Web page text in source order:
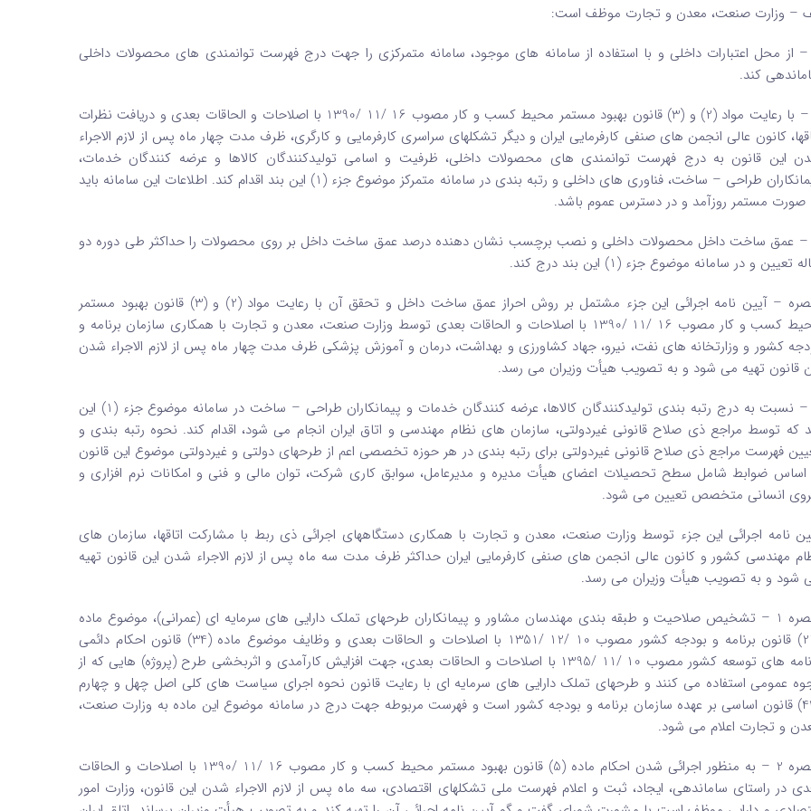
– وزارت صنعت، معدن و تجارت موظف است:
1 – از محل اعتبارات داخلی و با استفاده از سامانه ‌های موجود، سامانه متمرکزی را جهت درج فهرست توانمندی ‌های محصولات داخلی
کند.
2 – با رعایت مواد (2) و (3) قانون بهبود مستمر محیط کسب و کار مصوب 16 /11 /1390 با اصلاحات و الحاقات بعدی و دریافت نظرات
کانون عالی انجمن ‌های صنفی کارفرمایی ایران و دیگر تشکلهای سراسری کارفرمایی و کارگری، ظرف مدت چهار ماه پس از لازم‌ الاجراء
این قانون به درج فهرست توانمندی‌ های محصولات داخلی، ظرفیت و اسامی تولیدکنندگان کالاها و عرضه‌ کنندگان خدمات،
پیمانکاران طراحی – ساخت، فناوری ‌های داخلی و رتبه ‌بندی در سامانه متمرکز موضوع جزء (1) این بند اقدام کند. اطلاعات این سامانه باید
صورت مستمر روزآمد و در دسترس عموم باشد.
3 – عمق ساخت داخل محصولات داخلی و نصب برچسب نشان ‌دهنده درصد عمق ساخت داخل بر ‌روی محصولات را حداکثر طی دوره دو
تعیین و در سامانه موضوع جزء (1) این بند درج کند.
تبصره – آیین‌ نامه اجرائی این جزء مشتمل بر روش احراز عمق ساخت داخل و تحقق آن با رعایت مواد (2) و (3) قانون بهبود مستمر
محیط کسب و کار مصوب 16 /11 /1390 با اصلاحات و الحاقات بعدی توسط وزارت صنعت، معدن و تجارت با همکاری سازمان برنامه و
کشور و وزارتخانه‌ های نفت‌، نیرو، جهاد کشاورزی و بهداشت، درمان و آموزش پزشکی ظرف مدت چهار ماه پس از لازم‌ الاجراء شدن
قانون تهیه می ‌شود و به تصویب هیأت وزیران می‌ رسد.
4 – نسبت به درج رتبه ‌بندی تولیدکنندگان کالاها، عرضه ‌کنندگان خدمات و پیمانکاران طراحی – ساخت در سامانه موضوع جزء (1) این
که توسط مراجع ذی ‌صلاح قانونی غیر‌دولتی، سازمان‌ های نظام مهندسی و اتاق ایران انجام می ‌شود، اقدام کند. نحوه رتبه‌ بندی و
فهرست مراجع ذی‌ صلاح قانونی غیر‌دولتی برای رتبه‌ بندی در هر حوزه تخصصی اعم از طرحهای دولتی و غیردولتی موضوع این قانون
اساس ضوابط شامل سطح تحصیلات اعضای هیأت مدیره و مدیرعامل، سوابق کاری شرکت، توان مالی و فنی و امکانات نرم‌ افزاری و
انسانی متخصص تعیین می ‌شود.
‌نامه اجرائی این جزء توسط وزارت صنعت، معدن و تجارت با همکاری دستگاههای اجرائی ذی ‌ربط با مشارکت اتاقها، سازمان ‌های
مهندسی کشور و کانون عالی انجمن ‌های صنفی کارفرمایی ایران حداکثر ظرف مدت سه‌ ماه پس از لازم ‌الاجراء شدن این قانون تهیه
شود و به تصویب هیأت وزیران می‌ رسد.
تبصره 1 – تشخیص صلاحیت و طبقه ‌بندی مهندسان مشاور و پیمانکاران طرحهای تملک دارایی ‌های سرمایه ‌ای (عمرانی)، موضوع ماده
(22) قانون برنامه و بودجه کشور مصوب 10 /12 /1351 با اصلاحات و الحاقات بعدی‌ و وظایف موضوع ماده (34) قانون احکام دائمی
برنامه‌ های توسعه کشور مصوب 10 /11 /1395 با اصلاحات و الحاقات بعدی، جهت افزایش کارآمدی و اثربخشی طرح (پروژه‌) هایی که از
عمومی استفاده می‌ کنند و طرحهای تملک دارایی‌ های سرمایه‌ ای با رعایت قانون نحوه اجرای سیاست‌ های کلی اصل چهل و چهارم
(44) قانون اساسی بر عهده سازمان برنامه و بودجه کشور است و فهرست مربوطه جهت درج در سامانه موضوع این ماده به وزارت صنعت،
و تجارت اعلام می ‌شود.
تبصره 2 – به منظور اجرائی‌ شدن احکام ماده (5) قانون بهبود مستمر محیط کسب و کار مصوب 16 /11 /1390 با اصلاحات و الحاقات
در راستای ساماندهی، ایجاد، ثبت و اعلام فهرست ملی تشکلهای اقتصادی، سه ‌ماه پس از لازم ‌الاجراء شدن این قانون، وزارت امور